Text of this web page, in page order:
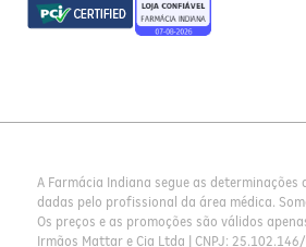
A Farmácia Indiana segue as
dadas pelo profissional da área médica.
Os preços e as promoções são válidos
Irmãos Mattar e Cia Ltda | CNPJ: